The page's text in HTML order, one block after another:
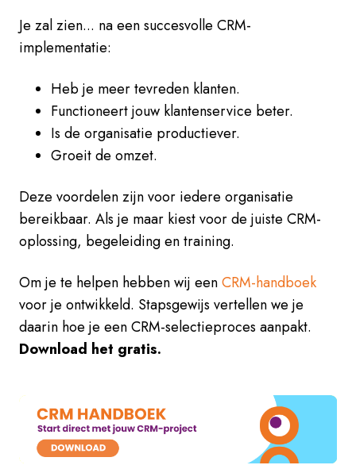
Je zal zien... na een succesvolle CRM-
implementatie:
Heb je meer tevreden klanten.
Functioneert jouw klantenservice beter.
Is de organisatie productiever.
Groeit de omzet.
Deze voordelen zijn voor iedere organisatie
bereikbaar. Als je maar kiest voor de juiste CRM-
oplossing, begeleiding en training.
Om je te helpen hebben wij eenCRM-handboek
voor je ontwikkeld. Stapsgewijs vertellen we je
daarin hoe je een CRM-selectieproces aanpakt.
Download het gratis.